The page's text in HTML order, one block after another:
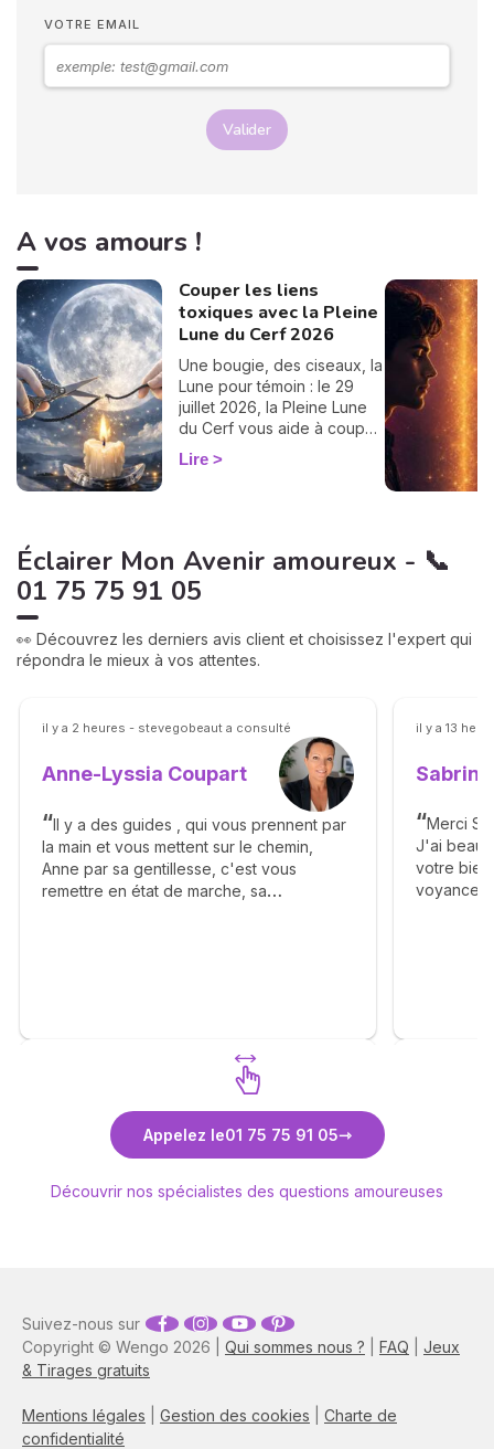
VOTRE EMAIL
Valider
A vos amours !
Couper les liens
toxiques avec la Pleine
Lune du Cerf 2026
Une bougie, des ciseaux, la
Lune pour témoin : le 29
juillet 2026, la Pleine Lune
du Cerf vous aide à couper
un lien toxique. Le rituel pas
à pas.
Lire
Éclairer Mon Avenir amoureux - 📞
01 75 75 91 05
👀 Découvrez les derniers avis client et choisissez l'expert qui
répondra le mieux à vos attentes.
il y a 2 heures - stevegobeaut a consulté
Anne-Lyssia Coupart
Il y a des guides , qui vous prennent par
la main et vous mettent sur le chemin,
Anne par sa gentillesse, c'est vous
remettre en état de marche, sa
Découvrez Anne-Lyssia Coupart
il y a 13
Merci
J'ai
votre
voyance.
Appelez le01 75 75 91 05
Découvrir nos spécialistes des questions amoureuses
Copyright © Wengo 2026 | Qui sommes nous ? FAQ
Jeux
& Tirages gratuits
Mentions légales Gestion des cookies
Charte de
confidentialité
Suivez-nous sur